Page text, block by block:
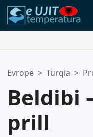
Lista juaj e preferuar
Evropë > Turqia >
Beldibi
prill